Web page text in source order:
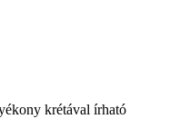
krétával írható